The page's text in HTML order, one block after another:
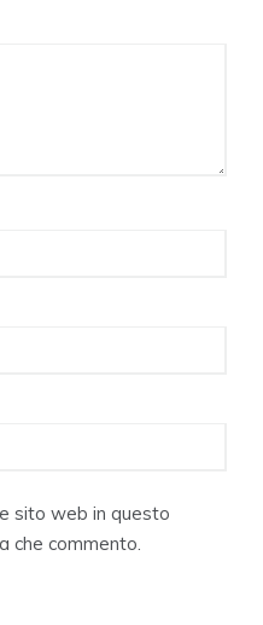
sito web in questo
che commento.